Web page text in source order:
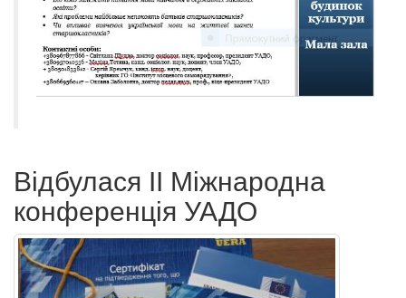
Відбулася ІІ Міжнародна
конференція УАДО